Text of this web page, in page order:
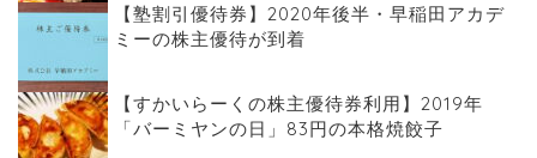
【塾割引優待券】2020年後半・早稲田アカデ
ミーの株主優待が到着
【すかいらーくの株主優待券利用】2019年
「バーミヤンの日」83円の本格焼餃子